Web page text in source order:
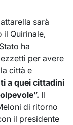
sarà
il Quirinale,
ha
per avere
città e
a quei cittadini
Il
di ritorno
il presidente